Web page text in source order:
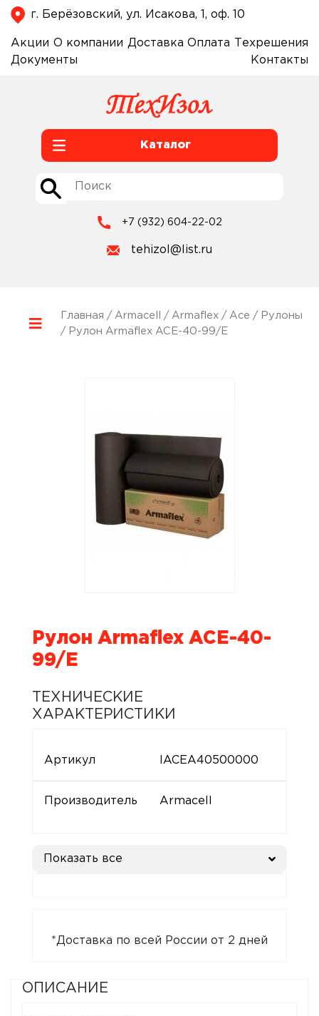
г. Берёзовский, ул. Исакова, 1, оф. 10
Акции О компании Доставка Оплата
Техрешения
Документы
Контакты
Каталог
+7 (932) 604-22-02
tehizol@list.ru
Главная / Armacell / Armaflex/ Ace /
Рулоны
/ Рулон Armaflex ACE-40-99/E
Рулон Armaflex ACE-40-
99/E
ТЕХНИЧЕСКИЕ
ХАРАКТЕРИСТИКИ
Артикул IACEA40500000
Производитель Armacell
Показать все
*Доставка по всей России от 2 дней
ОПИСАНИЕ